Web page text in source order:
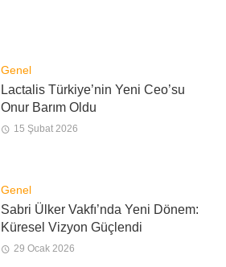
Genel
Lactalis Türkiye’nin Yeni Ceo’su
Onur Barım Oldu
15 Şubat 2026
Genel
Sabri Ülker Vakfı’nda Yeni Dönem:
Küresel Vizyon Güçlendi
29 Ocak 2026